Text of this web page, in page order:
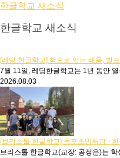
한글학교 새소식
한글학교 새소식
[레딩 한글학교] 책으로 잇는 배움, 발
7월 11일, 레딩한글학교는 1년 동안
2026.08.03
[브리스톨 한글학교] 동포초빙특강 -
브리스톨 한글학교(교장: 공정은)는